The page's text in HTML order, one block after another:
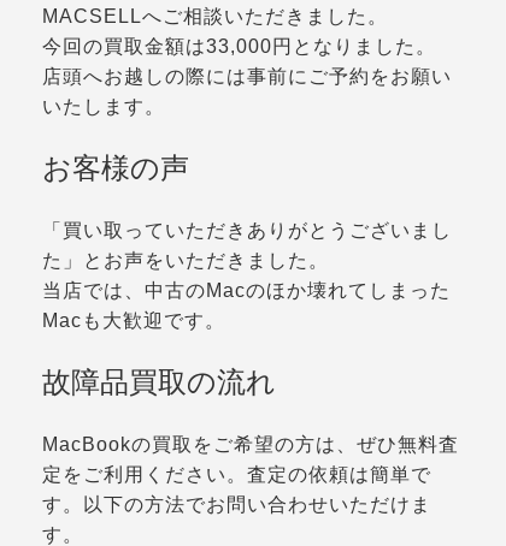
MACSELLへご相談いただきました。
今回の買取金額は33,000円となりました。
店頭へお越しの際には事前にご予約をお願い
いたします。
お客様の声
「買い取っていただきありがとうございまし
た」とお声をいただきました。
当店では、中古のMacのほか壊れてしまった
Macも大歓迎です。
故障品買取の流れ
MacBookの買取をご希望の方は、ぜひ無料査
定をご利用ください。査定の依頼は簡単で
す。以下の方法でお問い合わせいただけま
す。